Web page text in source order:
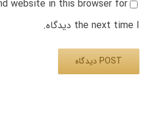
website in this browser for
the next time I دیدگاه.